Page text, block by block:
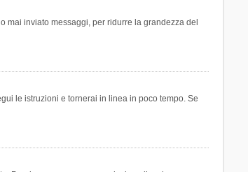
mai inviato messaggi, per ridurre la grandezza del
le istruzioni e tornerai in linea in poco tempo. Se